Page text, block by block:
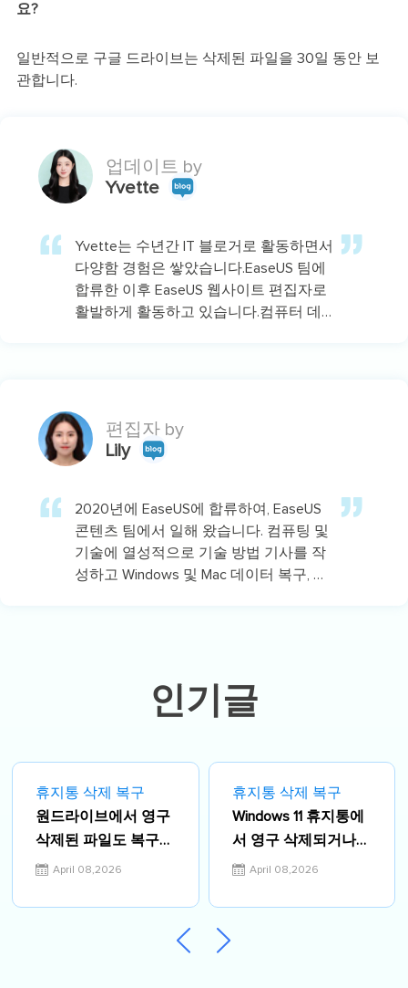
요?
일반적으로 구글 드라이브는 삭제된 파일을 30일 동안 보
관합니다.
업데이트 by
Yvette
Yvette는 수년간 IT 블로거로 활동하면서
다양함 경험은 쌓았습니다.EaseUS 팀에
합류한 이후 EaseUS 웹사이트 편집자로
활발하게 활동하고 있습니다.컴퓨터 데
편집자 by
Lily
2020년에 EaseUS에 합류하여, EaseUS
콘텐츠 팀에서 일해 왔습니다. 컴퓨팅 및
기술에 열성적으로 기술 방법 기사를 작
성하고 Windows 및 Mac 데이터 복구, 파
인기글
휴지통 삭제 복구
원드라이브에서 영구
삭제된 파일도 복구가
가능할까요?(2026년
April 08,2026
휴지통 삭제 복구
Windows 11 휴지통에
서 영구 삭제되거나
Shift + Delete로 삭제
방법
April 08,2026